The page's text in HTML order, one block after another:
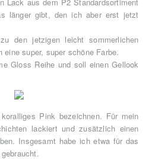
Lack aus dem P2 Standardsortiment
länger gibt, den ich aber erst jetzt
den jetzigen leicht sommerlichen
eine super, super schöne Farbe.
Gloss Reihe und soll einen Gellook
Pink bezeichnen. Für mein
lackiert und zusätzlich einen
Insgesamt habe ich etwa für das